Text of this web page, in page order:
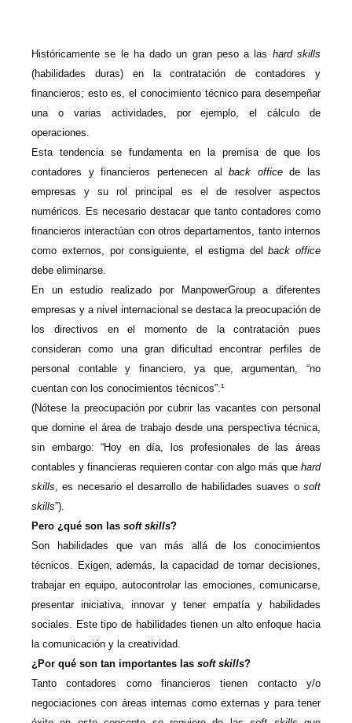
Históricamente se le ha dado un gran peso a las hard skills
(habilidades duras) en la contratación de contadores y
financieros; esto es, el conocimiento técnico para desempeñar
una o varias actividades, por ejemplo, el cálculo de
operaciones.
Esta tendencia se fundamenta en la premisa de que los
contadores y financieros pertenecen alback officede las
empresas y su rol principal es el de resolver aspectos
numéricos. Es necesario destacar que tanto contadores como
financieros interactúan con otros departamentos, tanto internos
como externos, por consiguiente, el estigma delback office
debe eliminarse.
En un estudio realizado por ManpowerGroup a diferentes
empresas y a nivel internacional se destaca la preocupación de
los directivos en el momento de la contratación pues
consideran como una gran dificultad encontrar perfiles de
personal contable y financiero, ya que, argumentan, “no
cuentan con los conocimientos técnicos”.¹
(Nótese la preocupación por cubrir las vacantes con personal
que domine el área de trabajo desde una perspectiva técnica,
sin embargo: “Hoy en día, los profesionales de las áreas
contables y financieras requieren contar con algo más que hard
skills, es necesario el desarrollo de habilidades suaves o soft
skills”).
Pero ¿qué son las soft skills?
Son habilidades que van más allá de los conocimientos
técnicos. Exigen, además, la capacidad de tomar decisiones,
trabajar en equipo, autocontrolar las emociones, comunicarse,
presentar iniciativa, innovar y tener empatía y habilidades
sociales. Este tipo de habilidades tienen un alto enfoque hacia
la comunicación y la creatividad.
¿Por qué son tan importantes las soft skills?
Tanto contadores como financieros tienen contacto y/o
negociaciones con áreas internas como externas y para tener